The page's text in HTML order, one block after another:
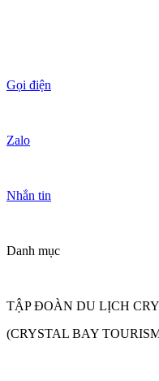
Gọi điện
Zalo
Nhắn tin
Danh mục
TẬP ĐOÀN DU LỊCH
(CRYSTAL BAY